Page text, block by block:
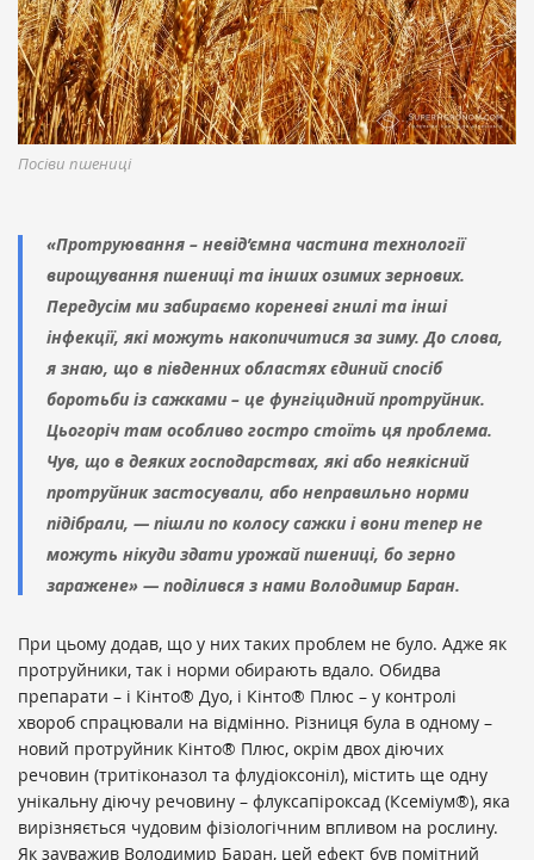
Посіви пшениці
«Протруювання – невід’ємна частина технології
вирощування пшениці та інших озимих зернових.
Передусім ми забираємо кореневі гнилі та інші
інфекції, які можуть накопичитися за зиму. До слова,
я знаю, що в південних областях єдиний спосіб
боротьби із сажками – це фунгіцидний протруйник.
Цьогоріч там особливо гостро стоїть ця проблема.
Чув, що в деяких господарствах, які або неякісний
протруйник застосували, або неправильно норми
підібрали, — пішли по колосу сажки і вони тепер не
можуть нікуди здати урожай пшениці, бо зерно
заражене» — поділився з нами Володимир Баран.
При цьому додав, що у них таких проблем не було. Адже як
протруйники, так і норми обирають вдало. Обидва
препарати – і Кінто® Дуо, і Кінто® Плюс – у контролі
хвороб спрацювали на відмінно. Різниця була в одному –
новий протруйник Кінто® Плюс, окрім двох діючих
речовин (тритіконазол та флудіоксоніл), містить ще одну
унікальну діючу речовину – флуксапіроксад (Ксеміум®), яка
вирізняється чудовим фізіологічним впливом на рослину.
Як зауважив Володимир Баран, цей ефект був помітний